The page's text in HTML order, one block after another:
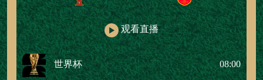
观看直播
世界杯 08:00